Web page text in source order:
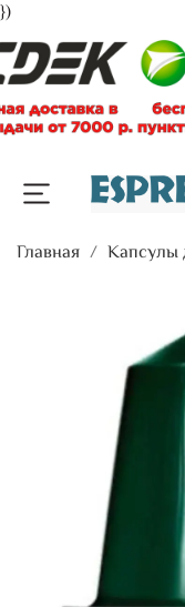
})
Главная Капсулы